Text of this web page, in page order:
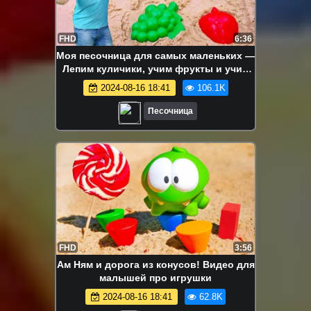
FHD 6:36
Моя песочница для самых маленьких —
Лепим куличики, учим фрукты и учим
цвета — Игры с песком
2024-08-16 18:41 106.1K
Песочница
FHD 3:56
Ам Ням и дорога из конусов! Видео для
малышей про игрушки
2024-08-16 18:41 62.8K